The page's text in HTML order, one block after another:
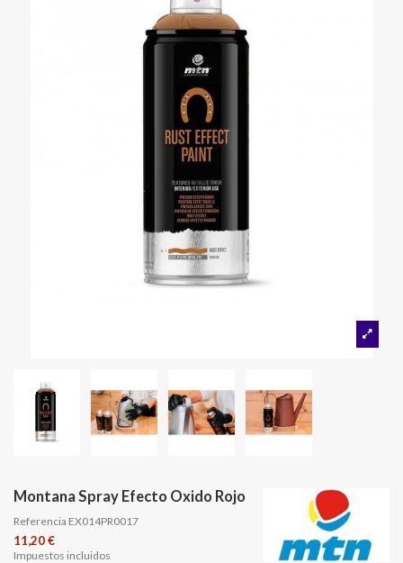
Montana Spray Efecto Oxido Rojo
Referencia EX014PR0017
11,20 €
Impuestos incluidos